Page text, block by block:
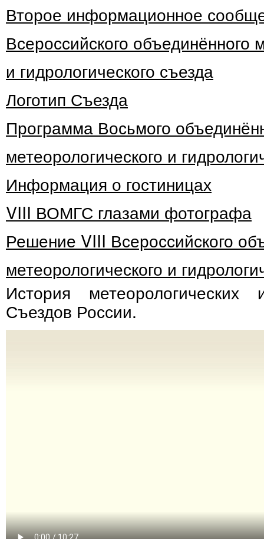
Второе информационное
Всероссийского объединённого
и гидрологического съезда
Логотип Съезда
Программа Восьмого
метеорологического и
Информация о гостиницах
VIII ВОМГС глазами фотографа
Решение VIII Всероссийского
метеорологического и
История метеорологических
Съездов России.